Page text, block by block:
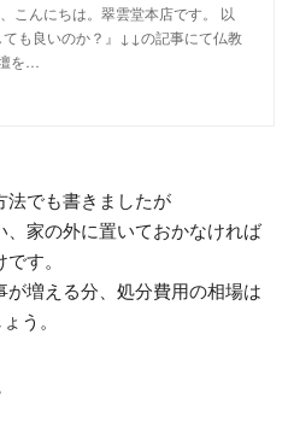
こんにちは。翠雲堂本店です。 以
も良いのか？』↓↓の記事にて仏教
を…
法でも書きましたが
家の外に置いておかなければ
す。
増える分、処分費用の相場は
う。